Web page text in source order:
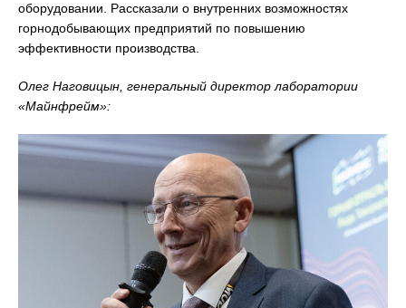
оборудовании. Рассказали о внутренних возможностях
горнодобывающих предприятий по повышению
эффективности производства.
Олег Наговицын, генеральный директор лаборатории
«Майнфрейм»: